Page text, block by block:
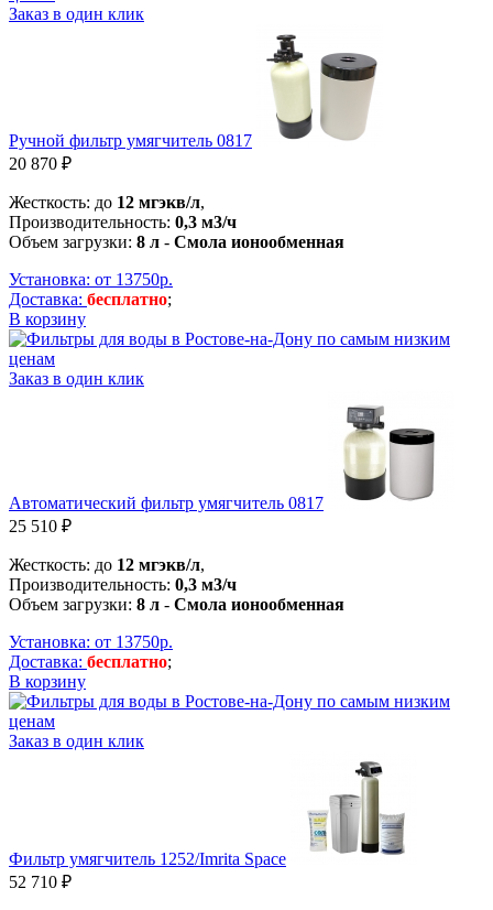
Заказ в один клик
Ручной фильтр умягчитель 0817
20 870 ₽
Жесткость: до 12 мгэкв/л,
Производительность: 0,3 м3/ч
Объем загрузки: 8 л - Смола ионообменная
Установка: от 13750р.
Доставка: бесплатно;
В корзину
Заказ в один клик
Автоматический фильтр умягчитель 0817
25 510 ₽
Жесткость: до 12 мгэкв/л,
Производительность: 0,3 м3/ч
Объем загрузки: 8 л - Смола ионообменная
Установка: от 13750р.
Доставка: бесплатно;
В корзину
Заказ в один клик
Фильтр умягчитель 1252/Imrita Space
52 710 ₽